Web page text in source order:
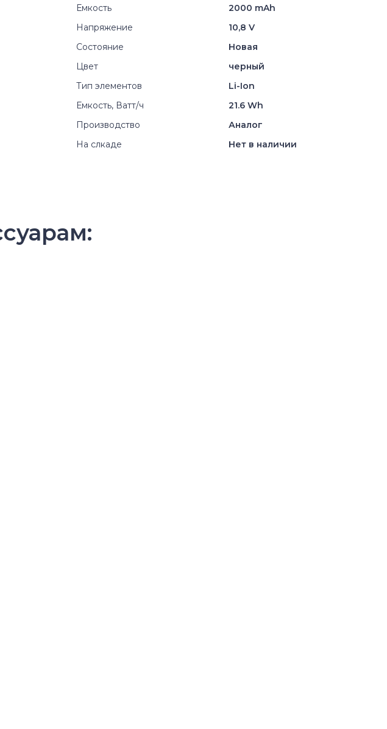
Емкость
2000 mAh
Напряжение
10,8 V
Состояние
Новая
Цвет
черный
Тип элементов
Li-Ion
Емкость, Ватт/ч
21.6 Wh
Производство
Аналог
На слкаде
Нет в наличии